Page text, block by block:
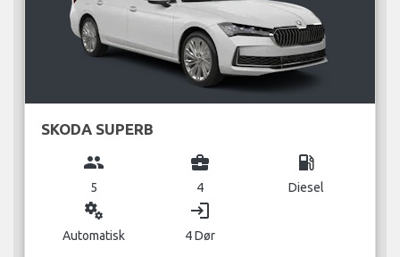
SKODA SUPERB
group
5
business_center
4
local_gas_station
Diesel
miscellaneous_services
Automatisk
login
4 Dør